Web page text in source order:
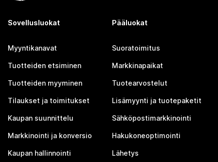
Sovellusluokat
Myyntikanavat
Tuotteiden etsiminen
Tuotteiden myyminen
Tilaukset ja toimitukset
Kaupan suunnittelu
Markkinointi ja konversio
Kaupan hallinnointi
Pääluokat
Suoratoimitus
Markkinapaikat
Tuotearvostelut
Lisämyynti ja tuotepaketit
Sähköpostimarkkinointi
Hakukoneoptimointi
Lähetys